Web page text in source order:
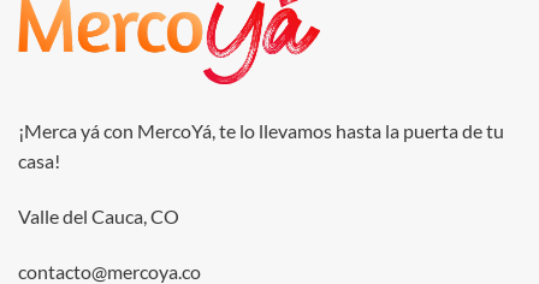
¡Merca yá con MercoYá, te lo llevamos hasta la puerta de tu
casa!
Valle del Cauca, CO
contacto@mercoya.co